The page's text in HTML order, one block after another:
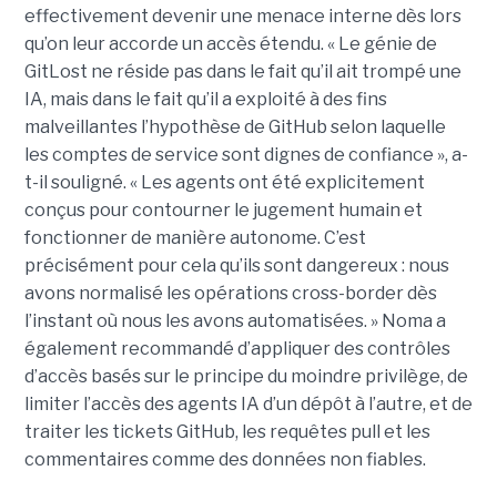
effectivement devenir une menace interne dès lors
qu’on leur accorde un accès étendu. « Le génie de
GitLost ne réside pas dans le fait qu’il ait trompé une
IA, mais dans le fait qu’il a exploité à des fins
malveillantes l’hypothèse de GitHub selon laquelle
les comptes de service sont dignes de confiance », a-
t-il souligné. « Les agents ont été explicitement
conçus pour contourner le jugement humain et
fonctionner de manière autonome. C’est
précisément pour cela qu’ils sont dangereux : nous
avons normalisé les opérations cross-border dès
l’instant où nous les avons automatisées. » Noma a
également recommandé d’appliquer des contrôles
d’accès basés sur le principe du moindre privilège, de
limiter l’accès des agents IA d’un dépôt à l’autre, et de
traiter les tickets GitHub, les requêtes pull et les
commentaires comme des données non fiables.